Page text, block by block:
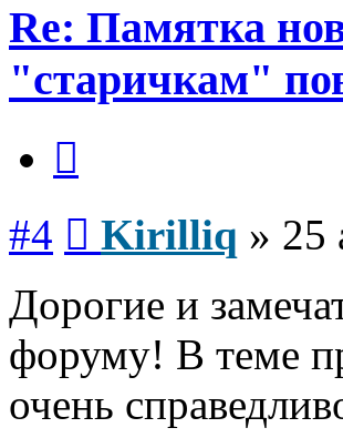
Re: Памятка
"старичкам"
#4 Kirilliq » 25
Дорогие и
форуму! В теме
очень